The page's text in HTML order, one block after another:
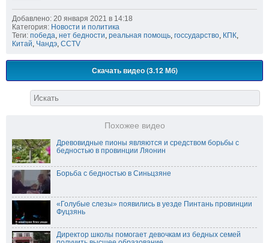
Добавлено: 20 января 2021 в 14:18
Категория: Новости и политика
Теги: победа нет бедности реальная помощь госсударство КПК
Китай Чандэ CCTV
Скачать видео (3.12 Мб)
Похожее видео
Древовидные пионы являются и средством борьбы с
бедностью в провинции Ляонин
Борьба с бедностью в Синьцзяне
«Голубые слезы» появились в уезде Пинтань провинции
Фуцзянь
Директор школы помогает девочкам из бедных семей